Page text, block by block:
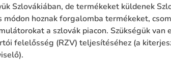
Szlovákiában, de termékeket küldenek
módon hoznak forgalomba termékeket,
a szlovák piacon. Szükségük van
felelősség (RZV) teljesítéséhez (a